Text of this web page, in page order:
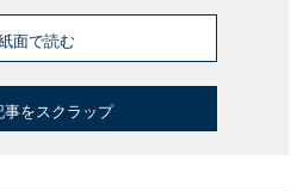
面で読む
事をスクラップ